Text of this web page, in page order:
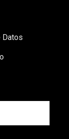
Datos